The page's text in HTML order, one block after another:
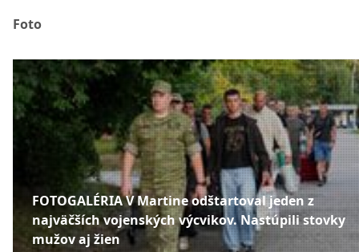
Foto
FOTOGALÉRIA V Martine odštartoval jeden z
najväčších vojenských výcvikov. Nastúpili stovky
mužov aj žien